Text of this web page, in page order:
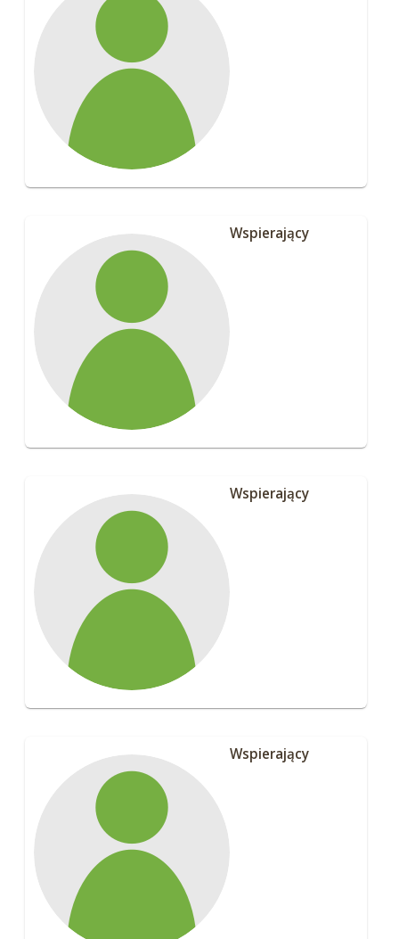
Wspierający
Wspierający
Wspierający